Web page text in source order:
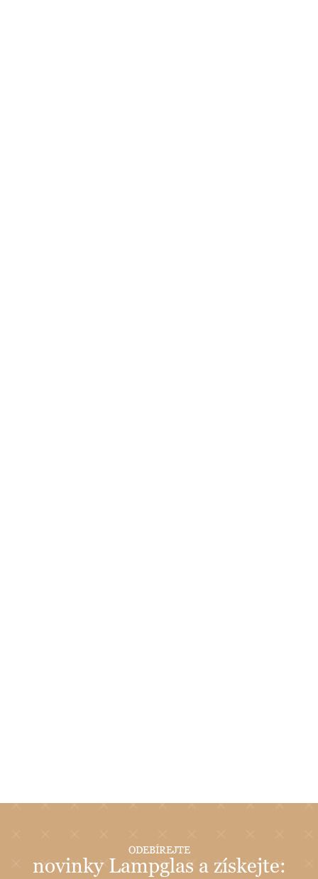
ODEBÍREJTE
novinky Lampglas a získejte: